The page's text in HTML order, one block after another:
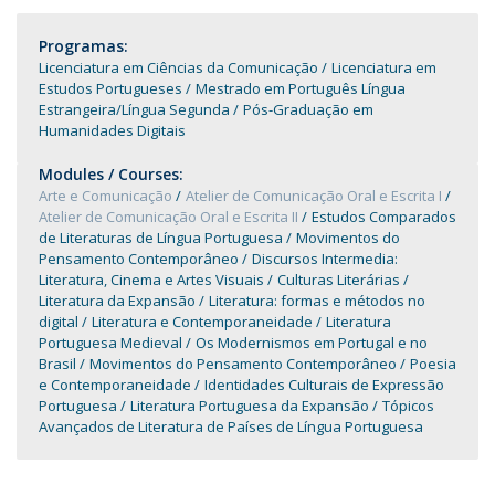
Programas:
Licenciatura em Ciências da Comunicação
Licenciatura em
Estudos Portugueses
Mestrado em Português Língua
Estrangeira/Língua Segunda
Pós-Graduação em
Humanidades Digitais
Modules / Courses:
Arte e Comunicação
Atelier de Comunicação Oral e Escrita I
Atelier de Comunicação Oral e Escrita II
Estudos Comparados
de Literaturas de Língua Portuguesa
Movimentos do
Pensamento Contemporâneo
Discursos Intermedia:
Literatura, Cinema e Artes Visuais
Culturas Literárias
Literatura da Expansão
Literatura: formas e métodos no
digital
Literatura e Contemporaneidade
Literatura
Portuguesa Medieval
Os Modernismos em Portugal e no
Brasil
Movimentos do Pensamento Contemporâneo
Poesia
e Contemporaneidade
Identidades Culturais de Expressão
Portuguesa
Literatura Portuguesa da Expansão
Tópicos
Avançados de Literatura de Países de Língua Portuguesa